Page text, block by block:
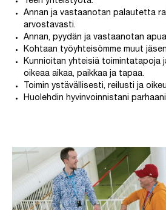
Annan ja vastaanotan palautetta
arvostavasti.
Annan, pyydän ja vastaanotan
Kohtaan työyhteisömme muut
Kunnioitan yhteisiä toimintatapoja
oikeaa aikaa, paikkaa ja tapaa.
Toimin ystävällisesti, reilusti ja
Huolehdin hyvinvoinnistani parhaani